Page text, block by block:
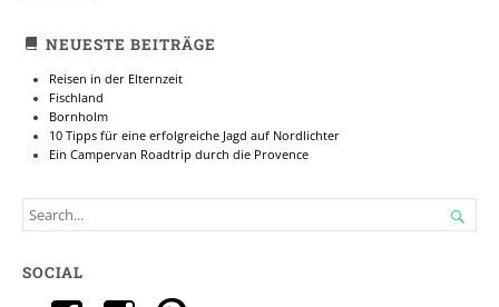
NEUESTE BEITRÄGE
Reisen in der Elternzeit
Fischland
Bornholm
10 Tipps für eine erfolgreiche Jagd auf Nordlichter
Ein Campervan Roadtrip durch die Provence
SEARCH
FOR...

SOCIAL